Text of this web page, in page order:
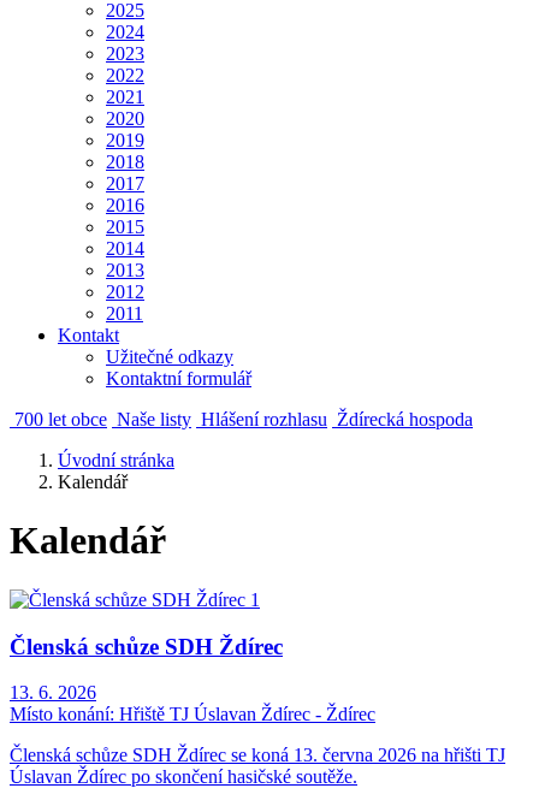
2025
2024
2023
2022
2021
2020
2019
2018
2017
2016
2015
2014
2013
2012
2011
Kontakt
Užitečné odkazy
Kontaktní formulář
700 let obce Naše listy Hlášení rozhlasu Ždírecká hospoda
Úvodní stránka
Kalendář
Kalendář
Členská schůze SDH Ždírec
13. 6. 2026
Místo konání: Hřiště TJ Úslavan Ždírec - Ždírec
Členská schůze SDH Ždírec se koná 13. června 2026 na hřišti TJ
Úslavan Ždírec po skončení hasičské soutěže.